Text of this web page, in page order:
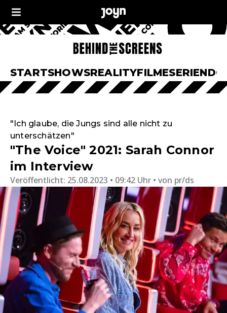
STARTSHOWSREALITYFILMESERIEN
"Ich glaube, die Jungs sind alle nicht zu
unterschätzen"
"The Voice" 2021: Sarah Connor
im Interview
Veröffentlicht: 25.08.2023 • 09:42 Uhr von pr/ds